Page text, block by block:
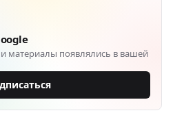
материалы появлялись в вашей